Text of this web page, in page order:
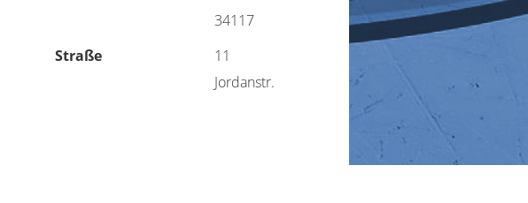
34117
Straße
11
Jordanstr.